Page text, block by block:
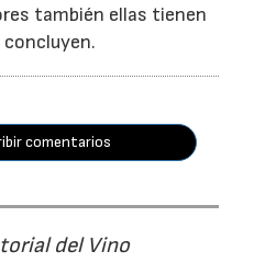
también ellas tienen
concluyen.
comentarios
del Vino